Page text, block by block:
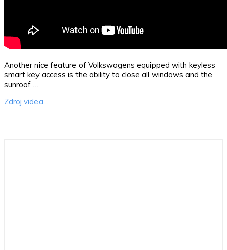
Another nice feature of Volkswagens equipped with keyless
smart key access is the ability to close all windows and the
sunroof …
Zdroj videa…